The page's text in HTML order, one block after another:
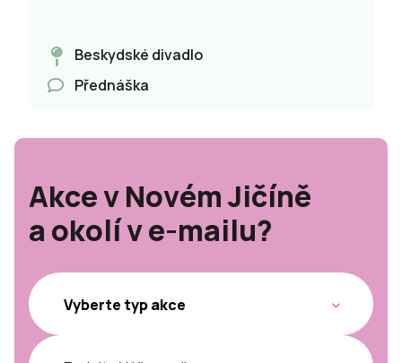
Beskydské divadlo
Přednáška
Akce v Novém Jičíně
a okolí v e-mailu?